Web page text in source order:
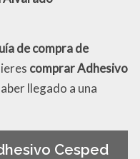
de compra de
comprar Adhesivo
llegado a una
Cesped